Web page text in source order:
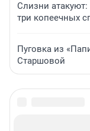
Слизни атакуют:
три копеечных
Пуговка из
Старшовой